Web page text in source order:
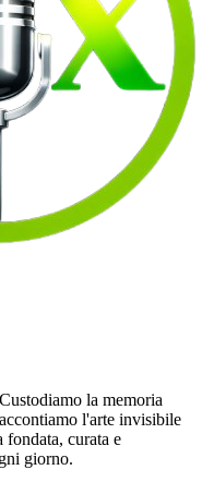
la memoria
l'arte invisibile
fondata, curata e
giorno.